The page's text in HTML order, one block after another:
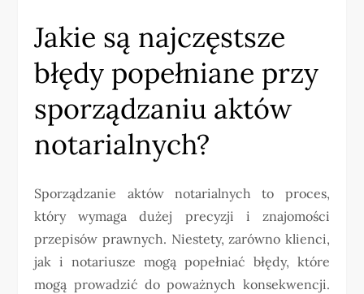
Jakie są najczęstsze
błędy popełniane przy
sporządzaniu aktów
notarialnych?
Sporządzanie aktów notarialnych to proces,
który wymaga dużej precyzji i znajomości
przepisów prawnych. Niestety, zarówno klienci,
jak i notariusze mogą popełniać błędy, które
mogą prowadzić do poważnych konsekwencji.